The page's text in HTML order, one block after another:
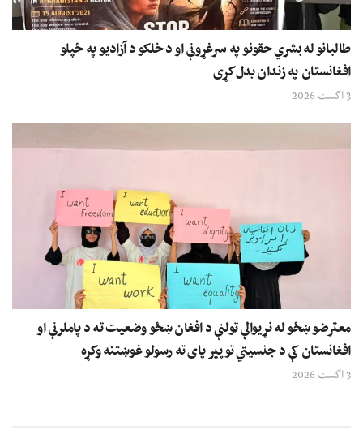
طالبانو له بشري حقونو په سرغړونې او د خلکو د آزادیو په ځپلو
افغانستان په زندان بدل کړی
3 اگست 2026
معترضو ښځو له نړیوالې ټولنې د افغان ښځو وضعیت ته د پاملرنې او
افغانستان کې د جنسیتي توپیر پای ته رسولو غوښتنه وکړه
3 اگست 2026